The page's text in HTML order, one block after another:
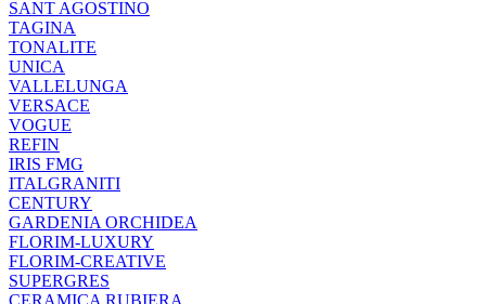
SANT AGOSTINO
TAGINA
TONALITE
UNICA
VALLELUNGA
VERSACE
VOGUE
REFIN
IRIS FMG
ITALGRANITI
CENTURY
GARDENIA ORCHIDEA
FLORIM-LUXURY
FLORIM-CREATIVE
SUPERGRES
CERAMICA RUBIERA